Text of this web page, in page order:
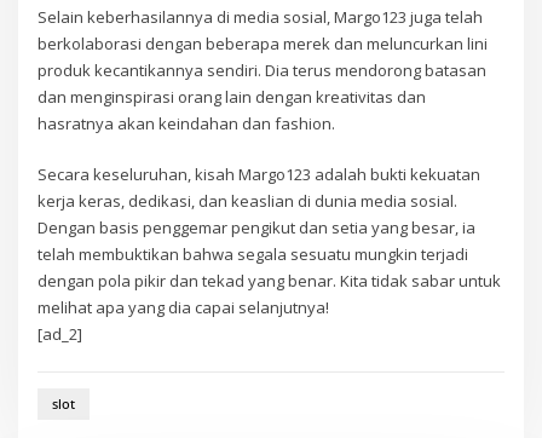
Selain keberhasilannya di media sosial, Margo123 juga telah
berkolaborasi dengan beberapa merek dan meluncurkan lini
produk kecantikannya sendiri. Dia terus mendorong batasan
dan menginspirasi orang lain dengan kreativitas dan
hasratnya akan keindahan dan fashion.
Secara keseluruhan, kisah Margo123 adalah bukti kekuatan
kerja keras, dedikasi, dan keaslian di dunia media sosial.
Dengan basis penggemar pengikut dan setia yang besar, ia
telah membuktikan bahwa segala sesuatu mungkin terjadi
dengan pola pikir dan tekad yang benar. Kita tidak sabar untuk
melihat apa yang dia capai selanjutnya!
[ad_2]
slot